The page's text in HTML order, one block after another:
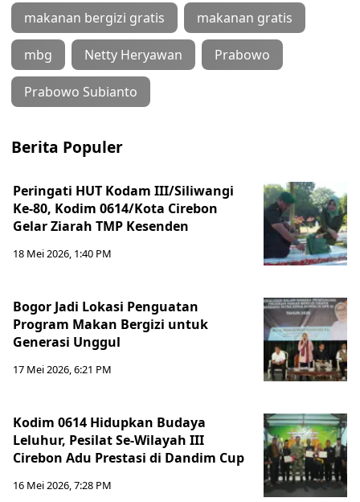
makanan bergizi gratis makanan gratis
mbg Netty Heryawan Prabowo
Prabowo Subianto
Berita Populer
Peringati HUT Kodam III/Siliwangi
Ke-80, Kodim 0614/Kota Cirebon
Gelar Ziarah TMP Kesenden
18 Mei 2026, 1:40 PM
Bogor Jadi Lokasi Penguatan
Program Makan Bergizi untuk
Generasi Unggul
17 Mei 2026, 6:21 PM
Kodim 0614 Hidupkan Budaya
Leluhur, Pesilat Se-Wilayah III
Cirebon Adu Prestasi di Dandim Cup
16 Mei 2026, 7:28 PM